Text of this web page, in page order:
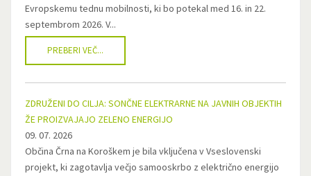
Evropskemu tednu mobilnosti, ki bo potekal med 16. in 22.
septembrom 2026. V...
PREBERI VEČ...
ZDRUŽENI DO CILJA: SONČNE ELEKTRARNE NA JAVNIH OBJEKTIH
ŽE PROIZVAJAJO ZELENO ENERGIJO
09. 07. 2026
Občina Črna na Koroškem je bila vključena v Vseslovenski
projekt, ki zagotavlja večjo samooskrbo z električno energijo